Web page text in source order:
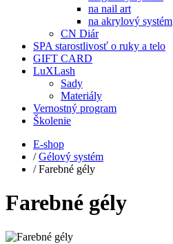
na nail art
na akrylový systém
CN Diár
SPA starostlivosť o ruky a telo
GIFT CARD
LuXLash
Sady
Materiály
Vernostný program
Školenie
E-shop
/ Gélový systém
/ Farebné gély
Farebné gély